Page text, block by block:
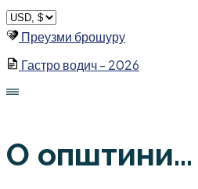
Skip
to
content
Преузми брошуру
Гастро водич - 2026
О општини...